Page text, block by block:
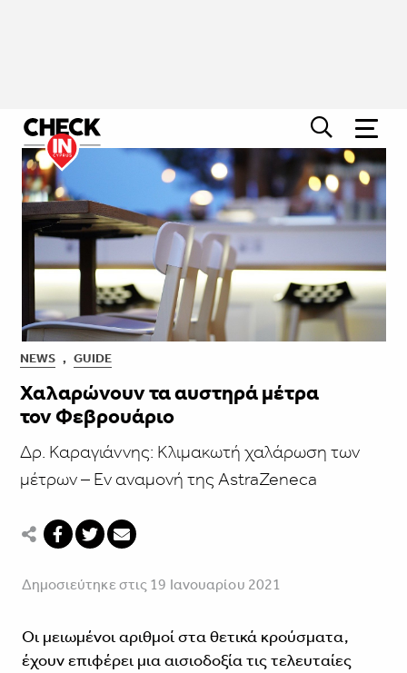
NEWS , GUIDE
Χαλαρώνουν τα αυστηρά μέτρα
τον Φεβρουάριο
Δρ. Καραγιάννης: Κλιμακωτή χαλάρωση των
μέτρων – Eν αναμονή της AstraZeneca
Δημοσιεύτηκε στις 19 Ιανουαρίου 2021
Οι μειωμένοι αριθμοί στα θετικά κρούσματα,
έχουν επιφέρει μια αισιοδοξία τις τελευταίες